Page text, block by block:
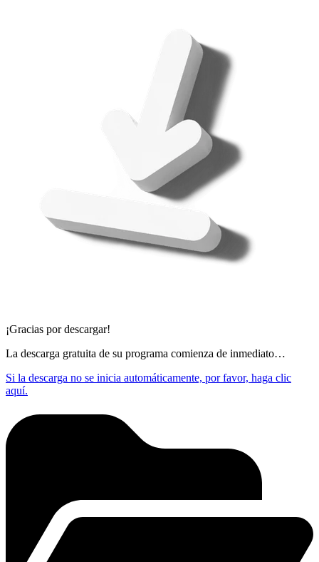
¡Gracias por descargar!
La descarga gratuita de su programa comienza de inmediato…
Si la descarga no se inicia automáticamente, por favor, haga clic
aquí.